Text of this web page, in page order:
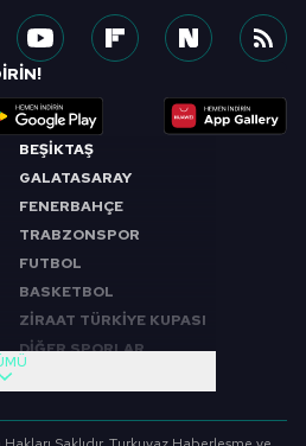
BEŞİKTAŞ
GALATASARAY
FENERBAHÇE
TRABZONSPOR
FUTBOL
BASKETBOL
ZİRAAT TÜRKİYE KUPASI
DİĞER SPORLAR
FUTBOL